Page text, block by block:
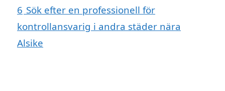
6 Sök efter en professionell för
kontrollansvarig i andra städer nära
Alsike